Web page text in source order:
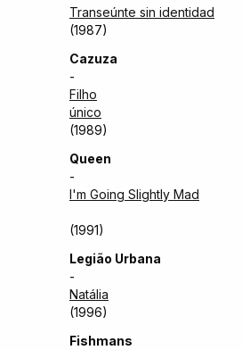
Transeúnte sin identidad
(1987)
Cazuza
-
Filho
único
(1989)
Queen
-
I'm Going Slightly Mad
(1991)
Legião Urbana
-
Natália
(1996)
Fishmans